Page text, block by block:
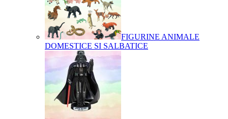
FIGURINE ANIMALE
DOMESTICE SI SALBATICE